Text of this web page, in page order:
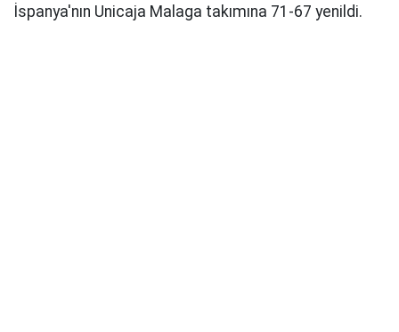
İspanya'nın Unicaja Malaga takımına 71-67 yenildi.